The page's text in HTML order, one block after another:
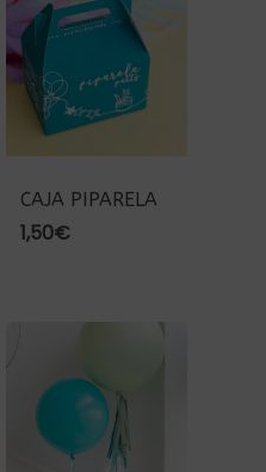
CAJA PIPARELA
1,50€